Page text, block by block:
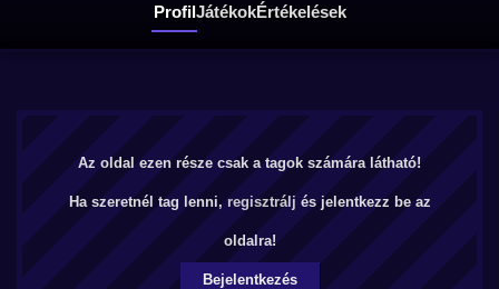
ProfilJátékokÉrtékelések
Az oldal ezen része csak a tagok számára látható!
Ha szeretnél tag lenni, regisztrálj és jelentkezz be az
oldalra!
Bejelentkezés